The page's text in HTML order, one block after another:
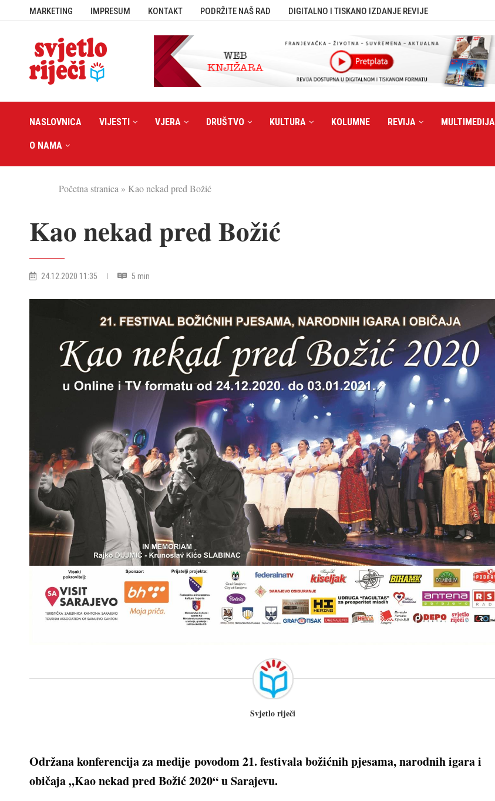
MARKETING IMPRESUM KONTAKT PODRŽITE NAŠ RAD DIGITALNO I TISKANO IZDANJE REVIJE
NASLOVNICA VIJESTI VJERA DRUŠTVO KULTURA KOLUMNE REVIJA MULTIMEDIJA
O NAMA
Početna stranica » Kao nekad pred Božić
Kao nekad pred Božić
24.12.2020 11:35 5 min
Svjetlo riječi
Održana konferencija za medije povodom 21. festivala božićnih pjesama, narodnih igara i
običaja „Kao nekad pred Božić 2020“ u Sarajevu.